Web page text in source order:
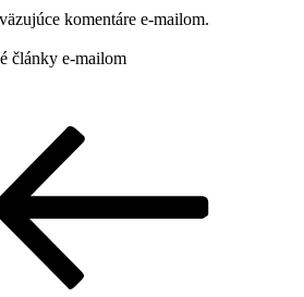
komentáre e-mailom.
články e-mailom